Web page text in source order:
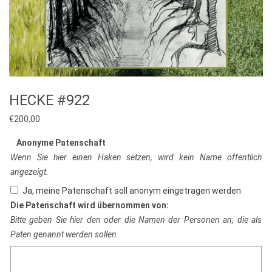
HECKE #922
€200,00
Anonyme Patenschaft
Wenn Sie hier einen Haken setzen, wird kein Name öffentlich
angezeigt.
Ja, meine Patenschaft soll anonym eingetragen werden
Die Patenschaft wird übernommen von:
Bitte geben Sie hier den oder die Namen der Personen an, die als
Paten genannt werden sollen.